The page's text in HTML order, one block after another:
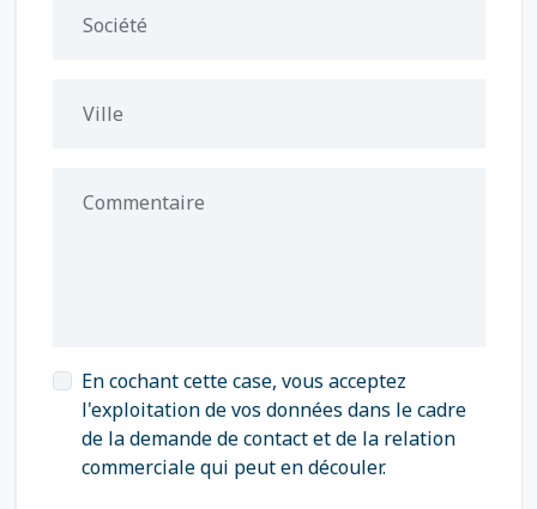
Société
Ville
Commentaire
En cochant cette case, vous acceptez
l'exploitation de vos données dans le cadre
de la demande de contact et de la relation
commerciale qui peut en découler.